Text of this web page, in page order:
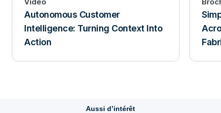
Autonomous Customer
Intelligence: Turning Context Into
Action
Aussi d’intérêt